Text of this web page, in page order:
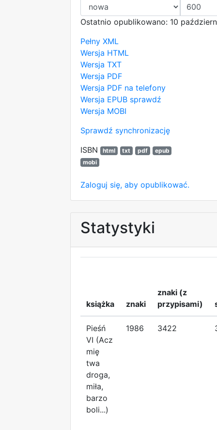
Ostatnio opublikowano: 10
Pełny XML
Wersja HTML
Wersja TXT
Wersja PDF
Wersja PDF na telefony
Wersja EPUB sprawdź
Wersja MOBI
Sprawdź synchronizację
ISBN
html txt pdf
epub
mobi
Zaloguj się, aby opublikować.
Statystyki
książka znaki
znaki (z
przypisami)
Pieśń
VI (Acz
mię
twa
droga,
miła,
barzo
boli...)
1986 3422